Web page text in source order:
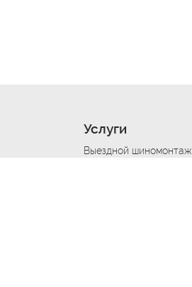
Услуги
Выездной шиномонтаж